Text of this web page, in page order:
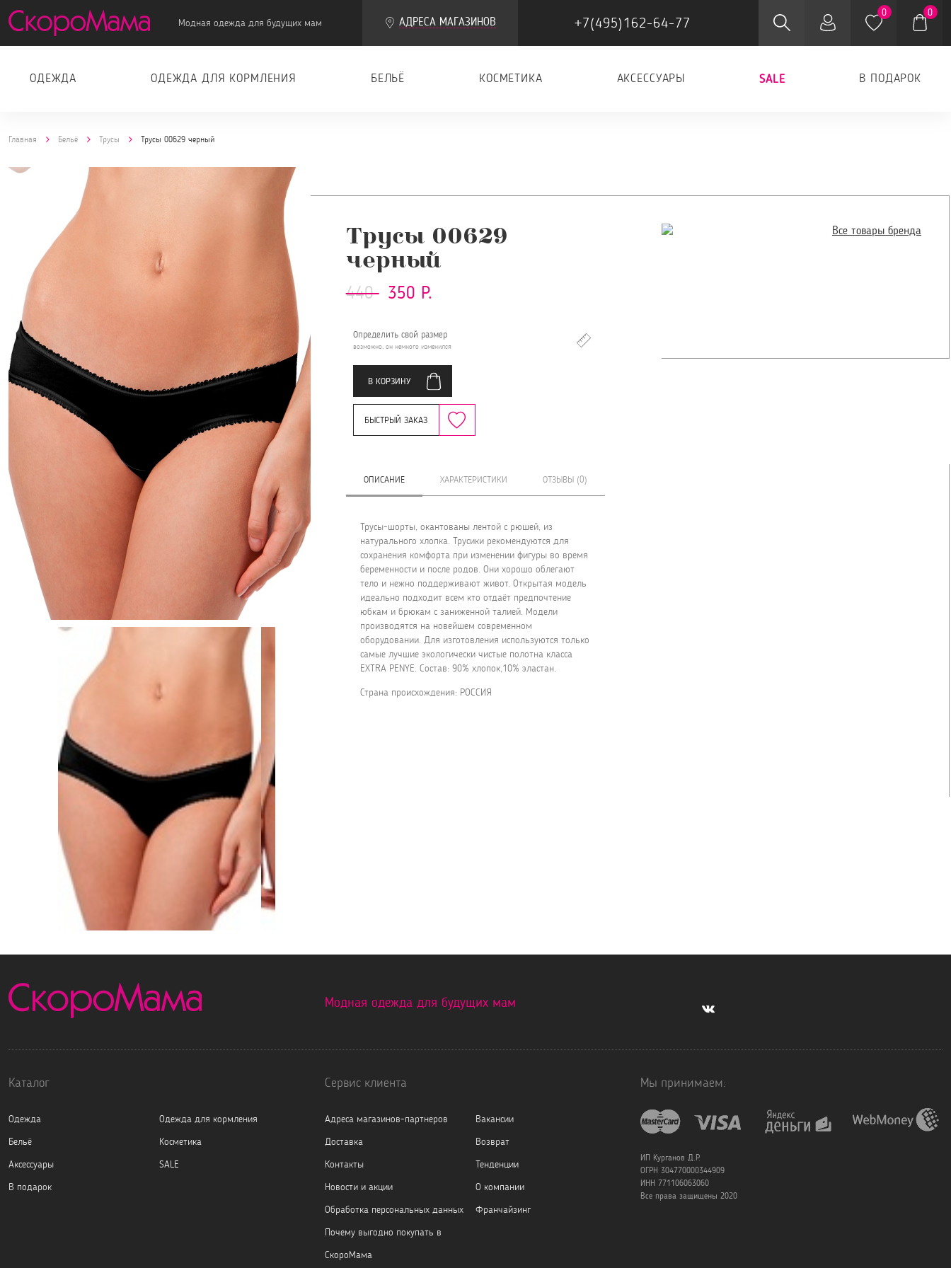
Модная одежда для будущих мам АДРЕСА МАГАЗИНОВ +7(495)162-64-77
0 0
ОДЕЖДА ОДЕЖДА ДЛЯ КОРМЛЕНИЯ БЕЛЬЁ КОСМЕТИКА АКСЕССУАРЫ SALE В ПОДАРОК
Главная Бельё Трусы Трусы 00629 черный
Трусы 00629
черный
440 350 Р.
Определить свой размер
возможно, он немного изменился
В КОРЗИНУ
БЫСТРЫЙ ЗАКАЗ
ОПИСАНИЕ ХАРАКТЕРИСТИКИ ОТЗЫВЫ (0)
Трусы-шорты, окантованы лентой с рюшей, из
натурального хлопка. Трусики рекомендуются для
сохранения комфорта при изменении фигуры во время
беременности и после родов. Они хорошо облегают
тело и нежно поддерживают живот. Открытая модель
идеально подходит всем кто отдаёт предпочтение
юбкам и брюкам с заниженной талией. Модели
производятся на новейшем современном
оборудовании. Для изготовления используются только
самые лучшие экологически чистые полотна класса
EXTRA PENYE. Состав: 90% хлопок,10% эластан.
Страна происхождения: РОССИЯ
Все товары бренда
Модная одежда для будущих мам
Каталог
Одежда
Одежда для кормления
Бельё
Косметика
Аксессуары
SALE
В подарок
Сервис клиента
Адреса магазинов-партнеров
Вакансии
Доставка
Возврат
Контакты
Тенденции
Новости и акции
О компании
Обработка персональных данных
Франчайзинг
Почему выгодно покупать в
СкороМама
Мы принимаем:
ИП Курганов Д.Р.
ОГРН 304770000344909
ИНН 771106063060
Все права защищены 2020